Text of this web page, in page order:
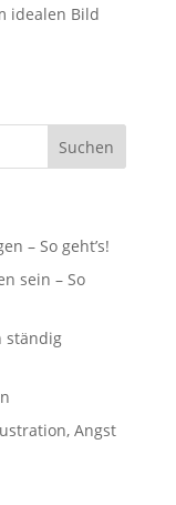
idealen Bild
– So geht’s!
sein – So
ständig
Angst